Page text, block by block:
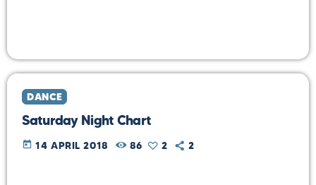
DANCE
Saturday Night Chart
today 14 APRIL 2018 86 2 2